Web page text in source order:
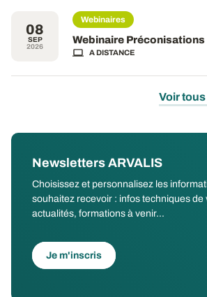
08
SEP
2026
Webinaires
Webinaire
A DISTANCE
Voir
Newsletters ARVALIS
Choisissez et personnalisez les
souhaitez recevoir : infos techniques de
actualités, formations à venir...
Je m'inscris